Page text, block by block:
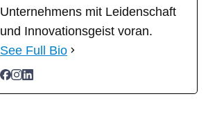
Unternehmens mit Leidenschaft
und Innovationsgeist voran.
See Full Bio